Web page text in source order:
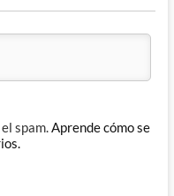
spam.Aprende cómo se